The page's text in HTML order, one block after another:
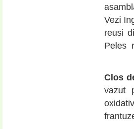
Vezi
reusi
Peles
Clos
vazut